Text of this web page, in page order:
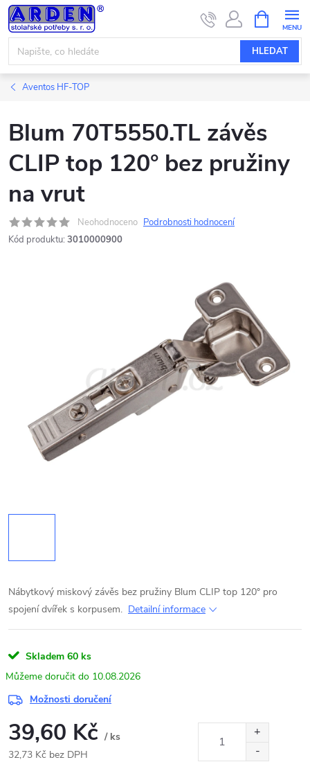
Přejít
na
obsah
HLEDAT
NÁKUPNÍ
KOŠÍK
Aventos HF-TOP
Blum 70T5550.TL závěs
CLIP top 120° bez pružiny
na vrut
Neohodnoceno Podrobnosti hodnocení
Kód produktu: 3010000900
Nábytkový miskový závěs bez pružiny Blum CLIP top 120° pro
spojení dvířek s korpusem. Detailní informace
Skladem 60 ks
10.08.2026
Možnosti doručení
39,60 Kč / ks
32,73 Kč bez DPH